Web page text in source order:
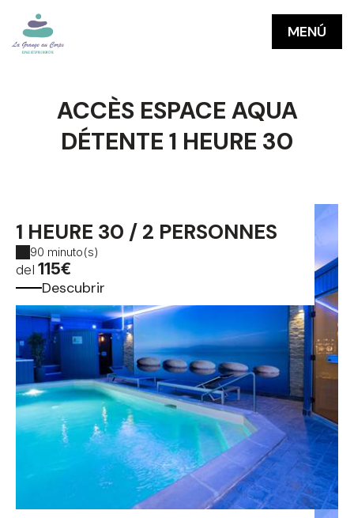
MENÚ
ACCÈS ESPACE AQUA
DÉTENTE 1 HEURE 30
1 HEURE 30 / 2 PERSONNES
90 minuto(s)
del 115€
Descubrir